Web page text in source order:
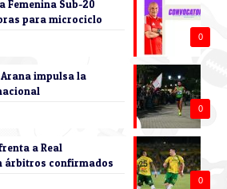
0
Femenina Sub-20
para microciclo
0
impulsa la
0
a Real
árbitros confirmados